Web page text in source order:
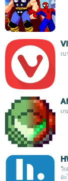
เ
เ
วิ
อ